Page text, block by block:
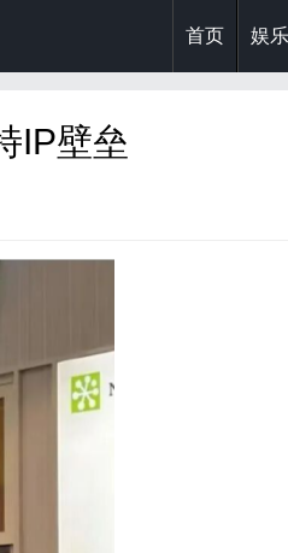
首页 娱乐
IP壁垒